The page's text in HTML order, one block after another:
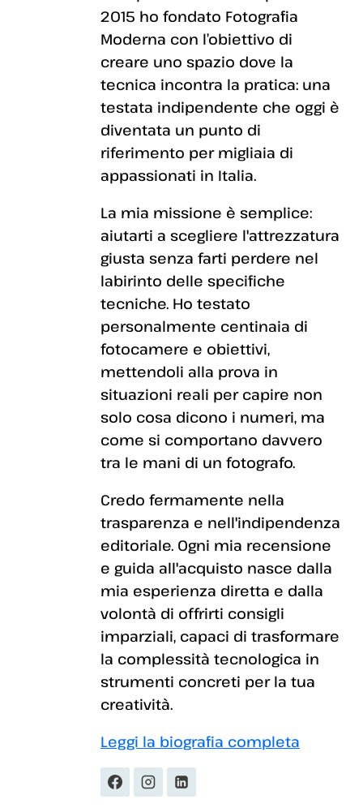
2015 ho fondato Fotografia
Moderna con l’obiettivo di
creare uno spazio dove la
tecnica incontra la pratica: una
testata indipendente che oggi è
diventata un punto di
riferimento per migliaia di
appassionati in Italia.
La mia missione è semplice:
aiutarti a scegliere l'attrezzatura
giusta senza farti perdere nel
labirinto delle specifiche
tecniche. Ho testato
personalmente centinaia di
fotocamere e obiettivi,
mettendoli alla prova in
situazioni reali per capire non
solo cosa dicono i numeri, ma
come si comportano davvero
tra le mani di un fotografo.
Credo fermamente nella
trasparenza e nell'indipendenza
editoriale. Ogni mia recensione
e guida all'acquisto nasce dalla
mia esperienza diretta e dalla
volontà di offrirti consigli
imparziali, capaci di trasformare
la complessità tecnologica in
strumenti concreti per la tua
creatività.
Leggi la biografia completa